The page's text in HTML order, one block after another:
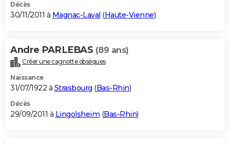
Décès
30/11/2011 à Magnac-Laval (Haute-Vienne)
Andre PARLEBAS (89 ans)
Créer une cagnotte obsèques
Naissance
31/07/1922 à Strasbourg (Bas-Rhin)
Décès
29/09/2011 à Lingolsheim (Bas-Rhin)